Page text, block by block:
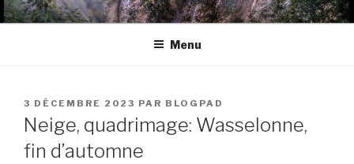
Aller
au
BLOGPAD
Menu
PUBLIÉ
LE
3 DÉCEMBRE 2023 PAR BLOGPAD
Neige, quadrimage: Wasselonne,
fin d’automne